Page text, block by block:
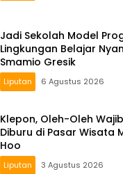
Jadi Sekolah Model
Lingkungan Belajar
Smamio Gresik
Liputan 6 Agustus 2026
Klepon, Oleh-Oleh
Diburu di Pasar Wisata
Hoo
Liputan 3 Agustus 2026